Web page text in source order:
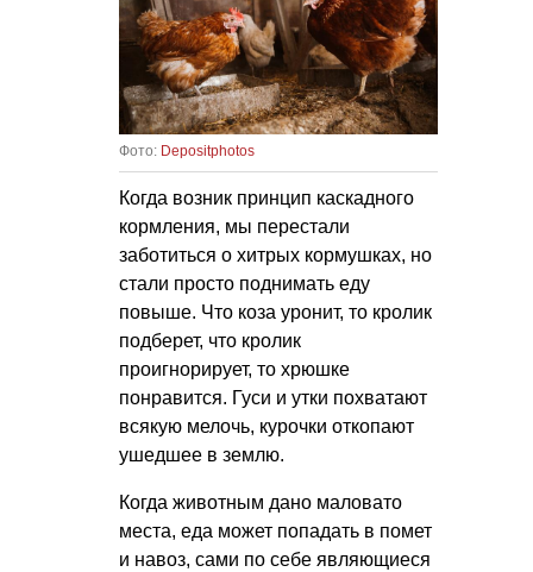
Фото: Depositphotos
Когда возник принцип каскадного
кормления, мы перестали
заботиться о хитрых кормушках, но
стали просто поднимать еду
повыше. Что коза уронит, то кролик
подберет, что кролик
проигнорирует, то хрюшке
понравится. Гуси и утки похватают
всякую мелочь, курочки откопают
ушедшее в землю.
Когда животным дано маловато
места, еда может попадать в помет
и навоз, сами по себе являющиеся